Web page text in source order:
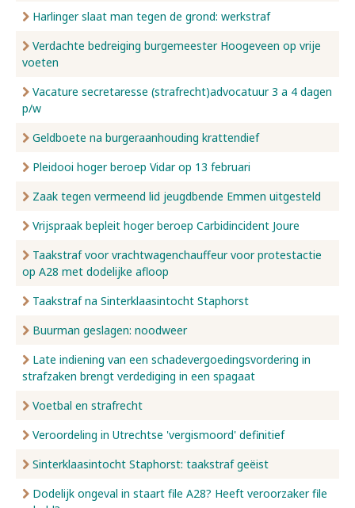
Harlinger slaat man tegen de grond: werkstraf
Verdachte bedreiging burgemeester Hoogeveen op vrije
voeten
Vacature secretaresse (strafrecht)advocatuur 3 a 4 dagen
p/w
Geldboete na burgeraanhouding krattendief
Pleidooi hoger beroep Vidar op 13 februari
Zaak tegen vermeend lid jeugdbende Emmen uitgesteld
Vrijspraak bepleit hoger beroep Carbidincident Joure
Taakstraf voor vrachtwagenchauffeur voor protestactie
op A28 met dodelijke afloop
Taakstraf na Sinterklaasintocht Staphorst
Buurman geslagen: noodweer
Late indiening van een schadevergoedingsvordering in
strafzaken brengt verdediging in een spagaat
Voetbal en strafrecht
Veroordeling in Utrechtse 'vergismoord' definitief
Sinterklaasintocht Staphorst: taakstraf geëist
Dodelijk ongeval in staart file A28? Heeft veroorzaker file